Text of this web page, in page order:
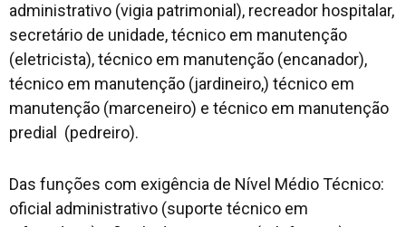
administrativo (vigia patrimonial), recreador hospitalar,
secretário de unidade, técnico em manutenção
(eletricista), técnico em manutenção (encanador),
técnico em manutenção (jardineiro,) técnico em
manutenção (marceneiro) e técnico em manutenção
predial (pedreiro).
Das funções com exigência de Nível Médio Técnico:
oficial administrativo (suporte técnico em